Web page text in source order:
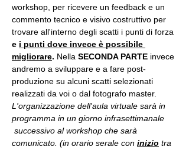
workshop, per ricevere un feedback e un
commento tecnico e visivo costruttivo per
trovare all'interno degli scatti i punti di forza
e i punti dove invece è possibile
migliorare. Nella SECONDA PARTE invece
andremo a sviluppare e a fare post-
produzione su alcuni scatti selezionati
realizzati da voi o dal fotografo master.
L'organizzazione dell'aula virtuale sarà in
programma in un giorno infrasettimanale
successivo al workshop che sarà
comunicato. (in orario serale con inizio tra